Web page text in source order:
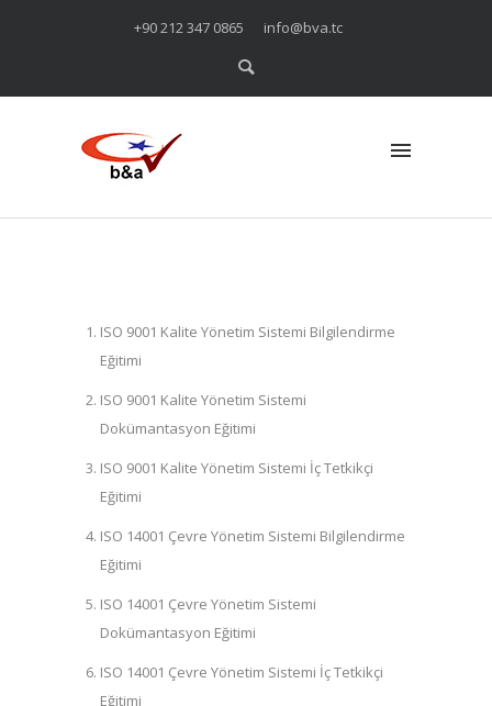
+90 212 347 0865 info@bva.tc
ISO 9001 Kalite Yönetim Sistemi Bilgilendirme
Eğitimi
ISO 9001 Kalite Yönetim Sistemi
Dokümantasyon Eğitimi
ISO 9001 Kalite Yönetim Sistemi İç Tetkikçi
Eğitimi
ISO 14001 Çevre Yönetim Sistemi Bilgilendirme
Eğitimi
ISO 14001 Çevre Yönetim Sistemi
Dokümantasyon Eğitimi
ISO 14001 Çevre Yönetim Sistemi İç Tetkikçi
Eğitimi